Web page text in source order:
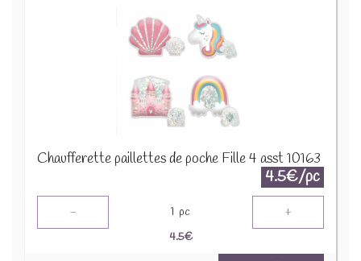
Chaufferette paillettes de poche Fille 4 asst 10163
4.5€/pc
- 1 pc +
4.5€